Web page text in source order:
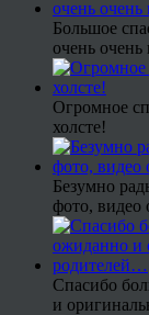
Большое
очень очень
Огромное
холсте!
Безумно
фото, видео
Спасибо
и